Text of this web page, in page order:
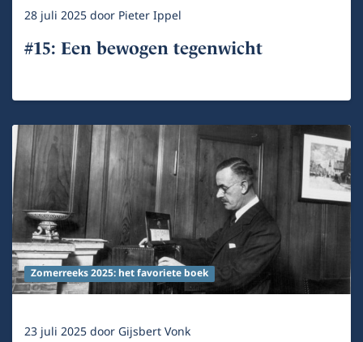
28 juli 2025door Pieter Ippel
#15: Een bewogen tegenwicht
Zomerreeks 2025: het favoriete boek
23 juli 2025door Gijsbert Vonk